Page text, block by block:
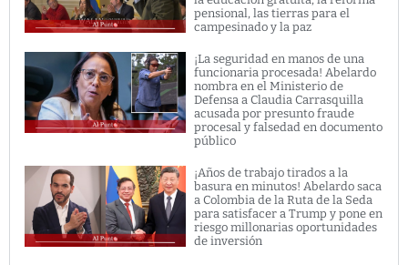
pensional, las tierras para el
campesinado y la paz
¡La seguridad en manos de una
funcionaria procesada! Abelardo
nombra en el Ministerio de
Defensa a Claudia Carrasquilla
acusada por presunto fraude
procesal y falsedad en documento
público
¡Años de trabajo tirados a la
basura en minutos! Abelardo saca
a Colombia de la Ruta de la Seda
para satisfacer a Trump y pone en
riesgo millonarias oportunidades
de inversión